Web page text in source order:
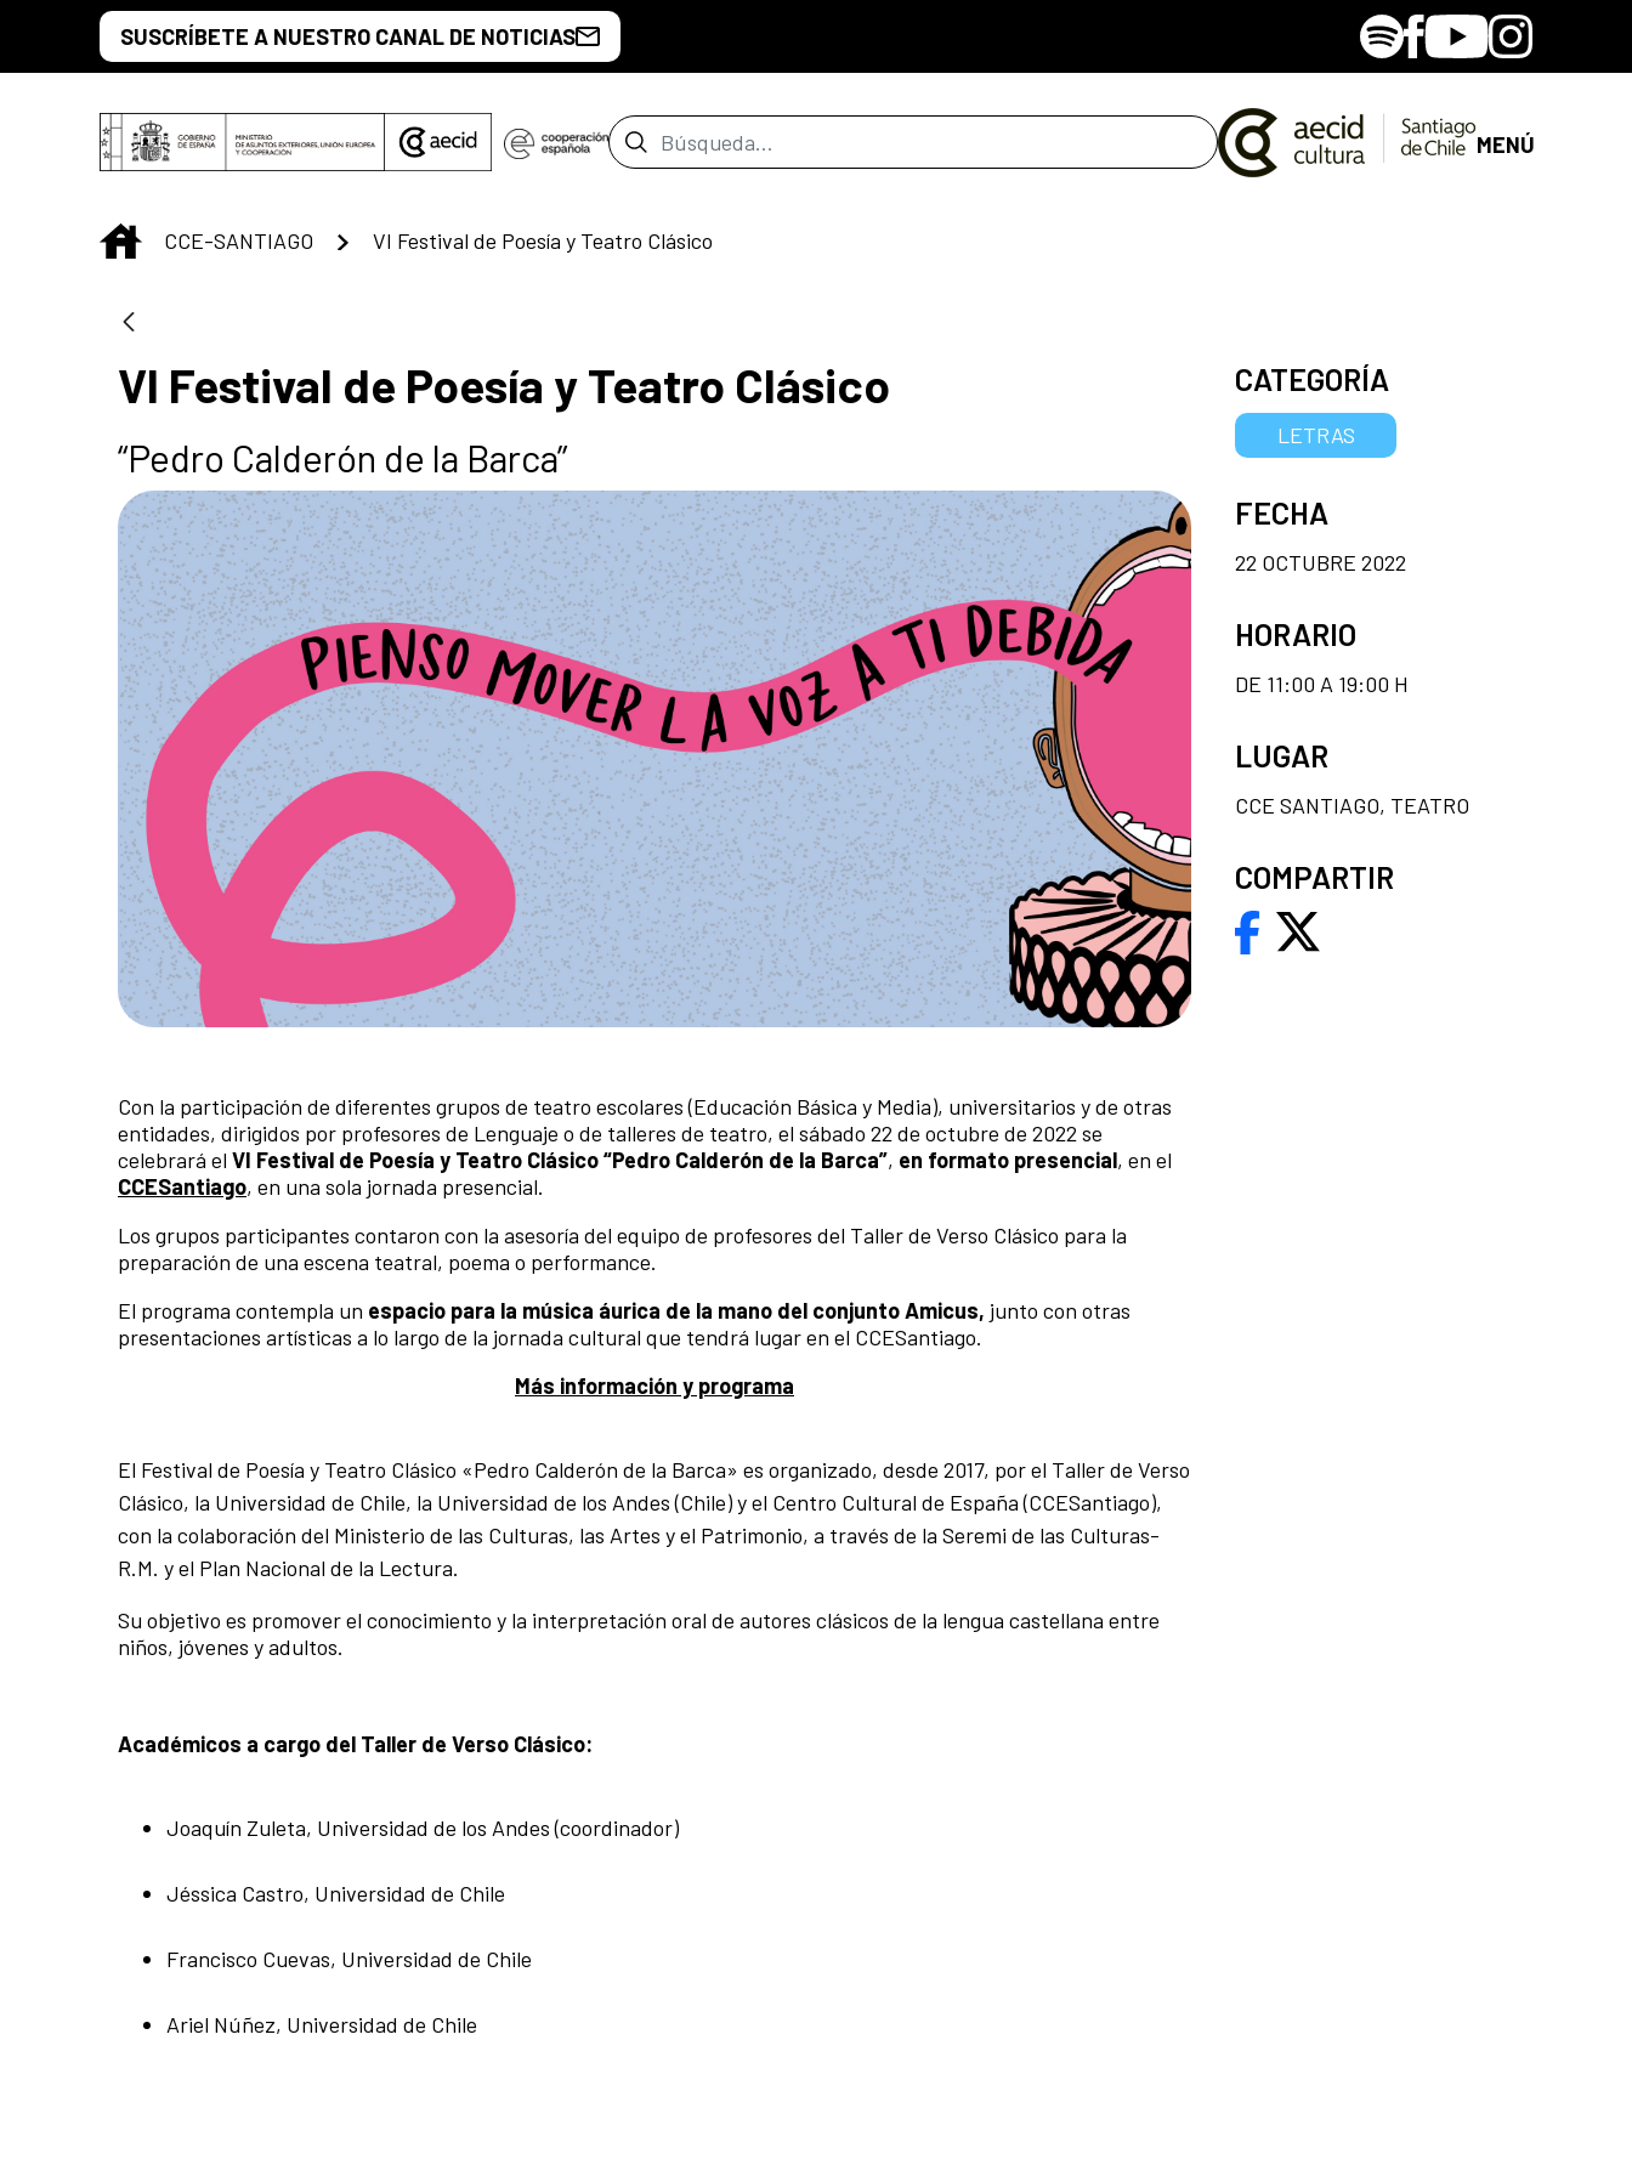
Saltar al contenido principal
SUSCRÍBETE A NUESTRO CANAL DE NOTICIAS SpotifyFacebook
YoutubeInstagram
Barra de búsqueda MENÚ
INICIO
CCE-SANTIAGO VI Festival de Poesía y Teatro Clásico
VI Festival de Poesía y Teatro Clásico
“Pedro Calderón de la Barca”
Con la participación de diferentes grupos de teatro escolares (Educación Básica y Media), universitarios y de otras
entidades, dirigidos por profesores de Lenguaje o de talleres de teatro, el sábado 22 de octubre de 2022 se
celebrará el VI Festival de Poesía y Teatro Clásico “Pedro Calderón de la Barca”, en formato presencial, en el
CCESantiago, en una sola jornada presencial.
Los grupos participantes contaron con la asesoría del equipo de profesores del Taller de Verso Clásico para la
preparación de una escena teatral, poema o performance.
El programa contempla un espacio para la música áurica de la mano del conjunto Amicus, junto con otras
presentaciones artísticas a lo largo de la jornada cultural que tendrá lugar en el CCESantiago.
Más información y programa
El Festival de Poesía y Teatro Clásico «Pedro Calderón de la Barca» es organizado, desde 2017, por el Taller de Verso
Clásico, la Universidad de Chile, la Universidad de los Andes (Chile) y el Centro Cultural de España (CCESantiago),
con la colaboración del Ministerio de las Culturas, las Artes y el Patrimonio, a través de la Seremi de las Culturas-
R.M. y el Plan Nacional de la Lectura.
Su objetivo es promover el conocimiento y la interpretación oral de autores clásicos de la lengua castellana entre
niños, jóvenes y adultos.
Académicos a cargo del Taller de Verso Clásico:
Joaquín Zuleta, Universidad de los Andes (coordinador)
Jéssica Castro, Universidad de Chile
Francisco Cuevas, Universidad de Chile
Ariel Núñez, Universidad de Chile
CATEGORÍA
LETRAS
FECHA
22 OCTUBRE 2022
HORARIO
DE 11:00 A 19:00 H
LUGAR
CCE SANTIAGO, TEATRO
COMPARTIR